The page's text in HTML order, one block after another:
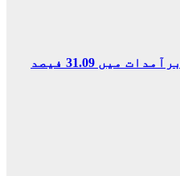
نئے مالی سال کے پہلے ماہ برآمدات میں 31.09 فیصد